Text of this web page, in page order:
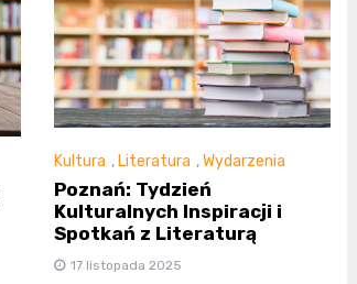
Kultura , Literatura ,Wydarzenia
Poznań: Tydzień
Kulturalnych Inspiracji i
Spotkań z Literaturą
17 listopada 2025